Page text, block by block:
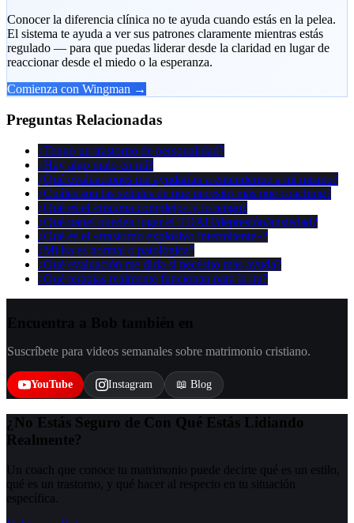
Conocer la diferencia clínica no te ayuda cuando estás en la pelea.
El sistema te ayuda a ver sus patrones claramente mientras estás
regulado — para que puedas liderar desde la claridad en lugar de
reaccionar desde el miedo o la esperanza.
Comienza con Wingman →
Preguntas Relacionadas
¿Tengo un trastorno de personalidad?
¿Hay algo malo en mí?
¿Qué evaluaciones me ayudarían a entenderme a mí mismo?
¿Cuáles son las señales de que necesito más que coaching?
¿Qué es el «trauma complejo» y lo tengo?
¿Qué papel pueden jugar el TDAH/depresión/ansiedad?
¿Qué es el «trastorno explosivo intermitente»?
¿Mi ira es normal o patológica?
¿Qué evaluación me diría si necesito más ayuda?
¿Qué terapias realmente funcionan para la ira?
Suscríbete para videos semanales sobre matrimonio cristiano.
YouTube Instagram 📖 Blog
¿No Estás Seguro de Con Qué Estás Lidiando
Realmente?
Un coach que conoce tu matrimonio puede decirte qué es un estilo,
qué es un trastorno, y qué hacer al respecto en tu situación
específica.